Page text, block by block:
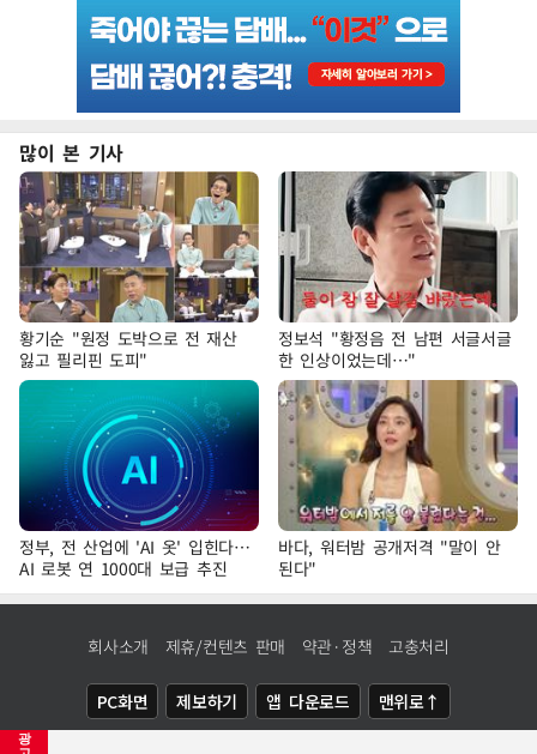
광
많이 본 기사
황기순 "원정 도박으로 전 재산
잃고 필리핀 도피"
정보석 "황정음 전 남편 서글서글
한 인상이었는데…"
정부, 전 산업에 'AI 옷' 입힌다…
AI 로봇 연 1000대 보급 추진
바다, 워터밤 공개저격 "말이 안
된다"
회사소개 제휴/컨텐츠 판매 약관·정책 고충처리
PC화면 제보하기 앱 다운로드 맨위로↑